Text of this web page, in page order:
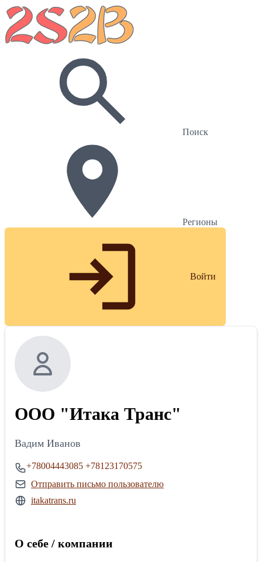
Поиск
Регионы
Войти
ООО "Итака Транс"
Вадим Иванов
+78004443085 +78123170575
Отправить письмо пользователю
itakatrans.ru
О себе / компании